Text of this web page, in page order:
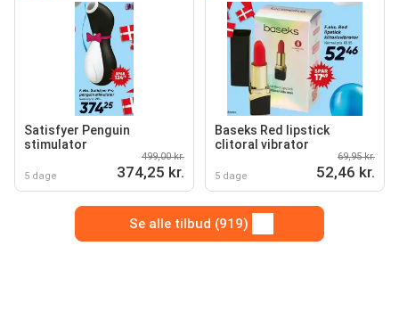
Satisfyer Penguin
stimulator
5 dage
499,00 kr.
374,25 kr.
Baseks Red lipstick
clitoral vibrator
5 dage
69,95 kr.
52,46 kr.
Se alle tilbud (919)